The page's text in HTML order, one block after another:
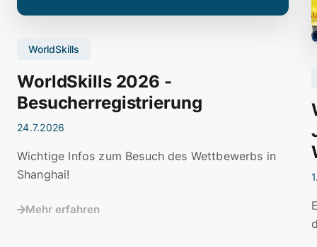
WorldSkills 2026 -
Besucherregistrierung
WorldSkills
24.7.2026
Wichtige Infos zum Besuch des Wettbewerbs in
Shanghai!
Mehr erfahren